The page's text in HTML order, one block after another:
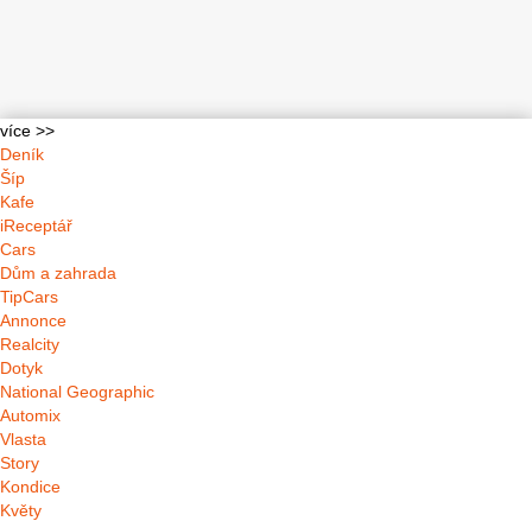
více >>
Deník
Šíp
Kafe
iReceptář
Cars
Dům a zahrada
TipCars
Annonce
Realcity
Dotyk
National Geographic
Automix
Vlasta
Story
Kondice
Květy